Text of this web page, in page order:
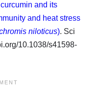
and its
and heat stress
niloticus). Sci
10.1038/s41598-